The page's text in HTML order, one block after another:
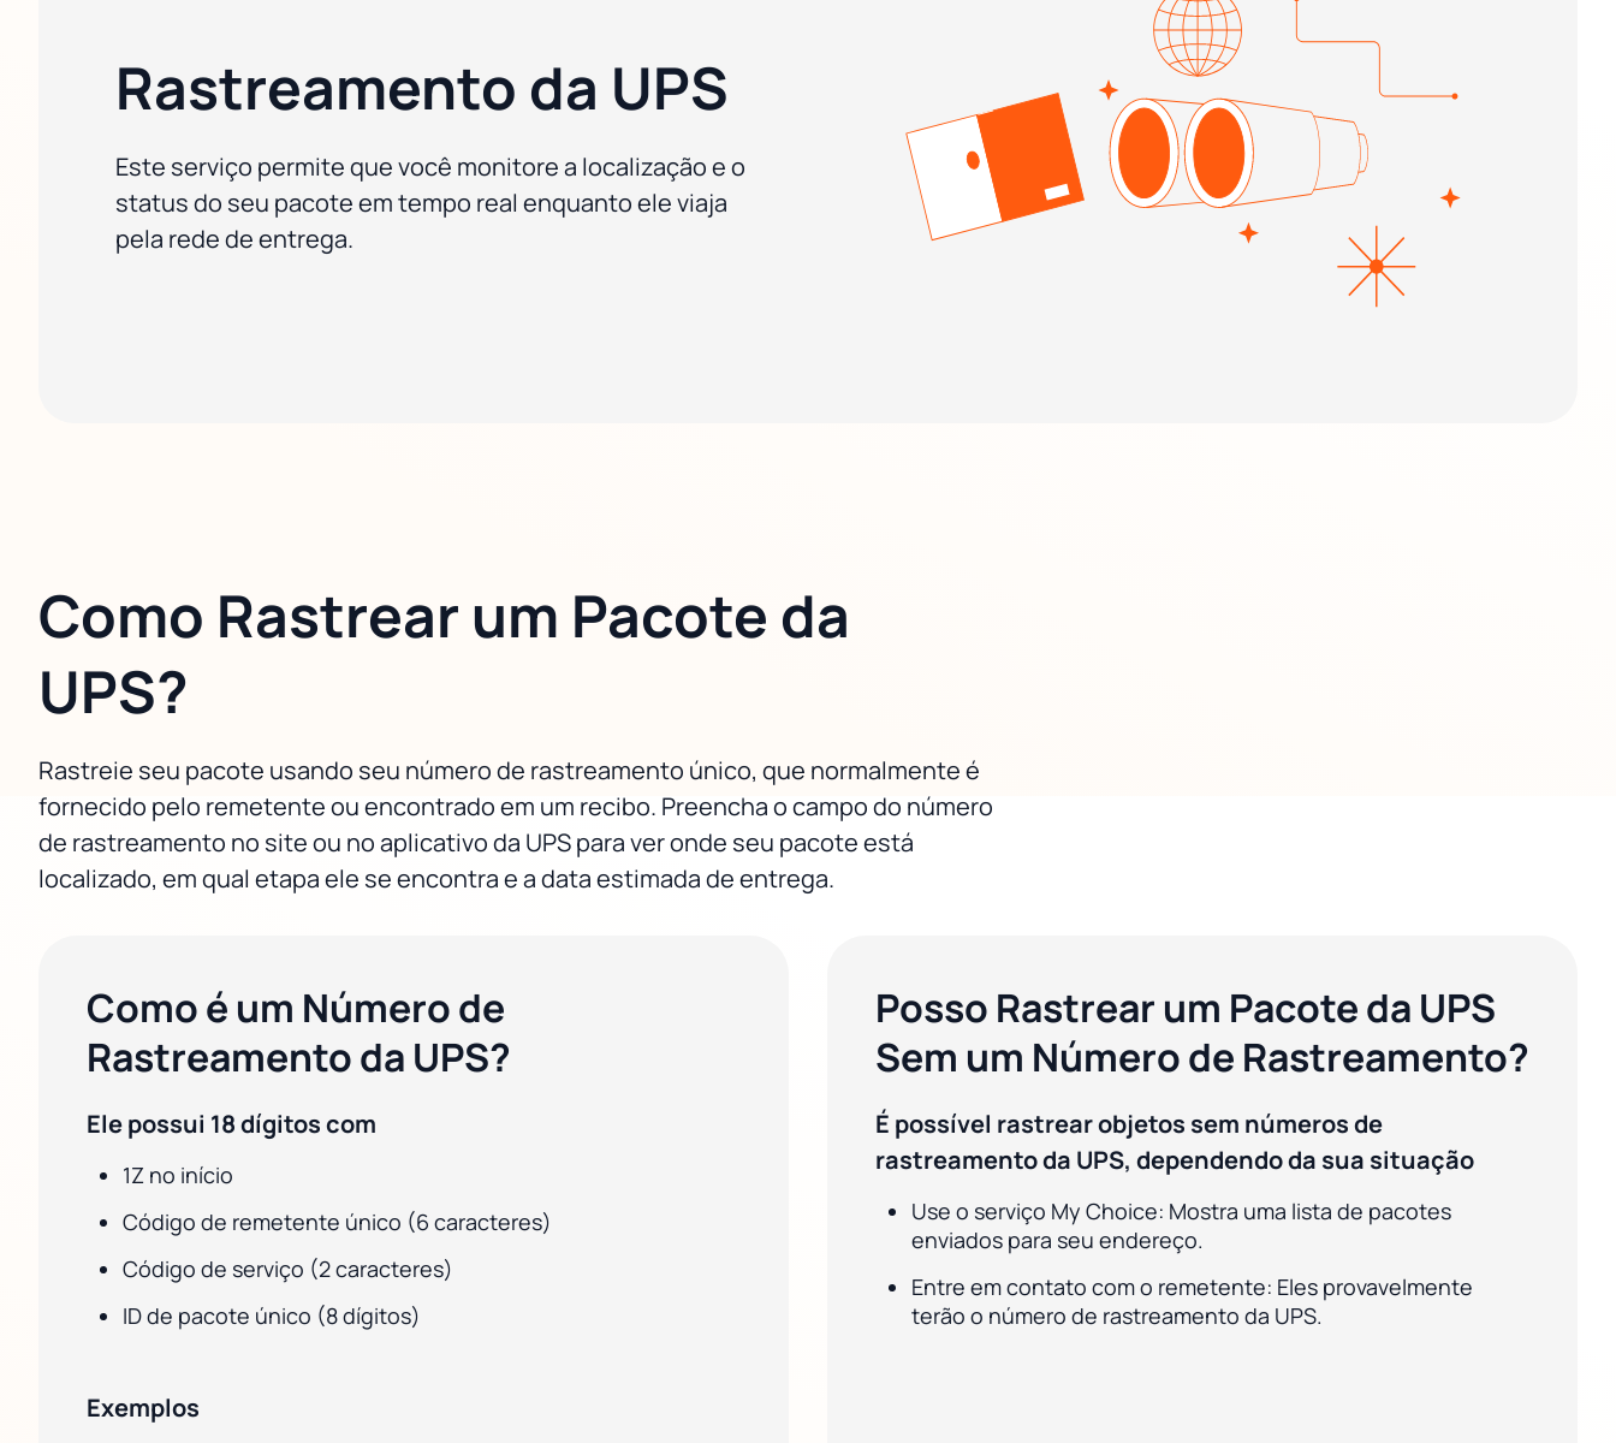
Rastreamento da UPS
Este serviço permite que você monitore a localização e o
status do seu pacote em tempo real enquanto ele viaja
pela rede de entrega.
Como Rastrear um Pacote da
UPS?
Rastreie seu pacote usando seu número de rastreamento único, que normalmente é
fornecido pelo remetente ou encontrado em um recibo. Preencha o campo do número
de rastreamento no site ou no aplicativo da UPS para ver onde seu pacote está
localizado, em qual etapa ele se encontra e a data estimada de entrega.
Como é um Número de
Rastreamento da UPS?
Ele possui 18 dígitos com
1Z no início
Código de remetente único (6 caracteres)
Código de serviço (2 caracteres)
ID de pacote único (8 dígitos)
Exemplos
Posso Rastrear um Pacote da UPS
Sem um Número de Rastreamento?
É possível rastrear objetos sem números de
rastreamento da UPS, dependendo da sua situação
Use o serviço My Choice: Mostra uma lista de pacotes
enviados para seu endereço.
Entre em contato com o remetente: Eles provavelmente
terão o número de rastreamento da UPS.